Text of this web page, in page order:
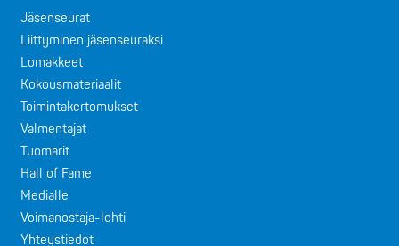
Jäsenseurat
Liittyminen jäsenseuraksi
Lomakkeet
Kokousmateriaalit
Toimintakertomukset
Valmentajat
Tuomarit
Hall of Fame
Medialle
Voimanostaja-lehti
Yhteystiedot